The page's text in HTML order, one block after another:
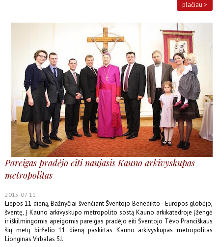
plačiau >
Pareigas pradėjo eiti naujasis Kauno arkivyskupas
metropolitas
2015-07-11
Liepos 11 dieną, Bažnyčiai švenčiant Šventojo Benedikto - Europos globėjo,
šventę, į Kauno arkivyskupo metropolito sostą Kauno arkikatedroje įžengė
ir iškilmingomis apeigomis pareigas pradėjo eiti Šventojo Tėvo Pranciškaus
šių metų birželio 11 dieną paskirtas Kauno arkivyskupas metropolitas
Lionginas Virbalas SJ.